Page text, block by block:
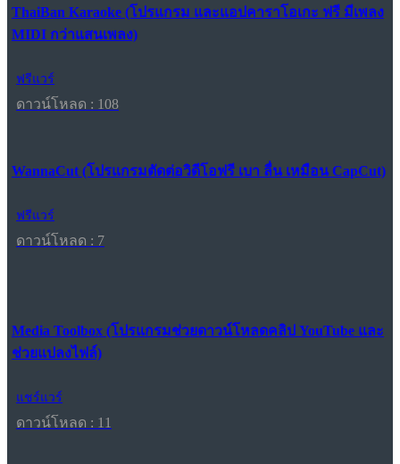
ThaiBan Karaoke (โปรแกรม และแอปคาราโอเกะ ฟรี มีเพลง
MIDI กว่าแสนเพลง)
ฟรีแวร์
ดาวน์โหลด : 108
WannaCut (โปรแกรมตัดต่อวิดีโอฟรี เบา ลื่น เหมือน CapCut)
ฟรีแวร์
ดาวน์โหลด : 7
Media Toolbox (โปรแกรมช่วยดาวน์โหลดคลิป YouTube และ
ช่วยแปลงไฟล์)
แชร์แวร์
ดาวน์โหลด : 11